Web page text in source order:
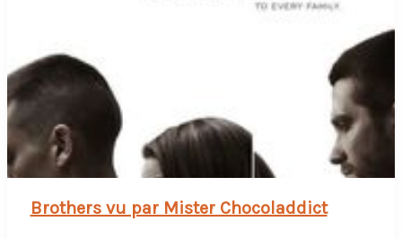
Brothers vu par Mister Chocoladdict